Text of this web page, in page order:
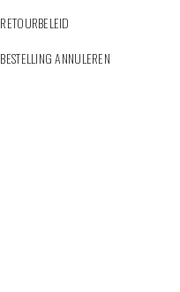
RETOURBELEID
BESTELLING ANNULEREN